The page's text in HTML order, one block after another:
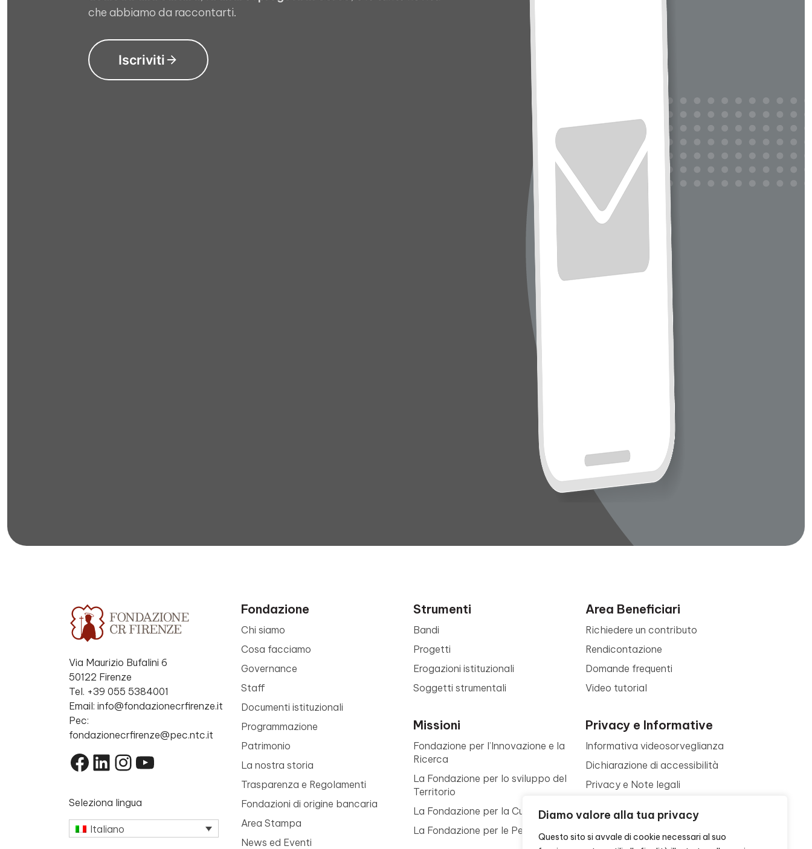
Diamo valore alla tua privacy
Questo sito si avvale di cookie necessari al suo
che abbiamo da raccontarti.
Iscriviti
Via Maurizio Bufalini 6
50122 Firenze
Tel. +39 055 5384001
Email: info@fondazionecrfirenze.it
Pec:
fondazionecrfirenze@pec.ntc.it
Facebook
LinkedIn
Instagram
YouTube
Seleziona lingua
Italiano
Fondazione
Chi siamo
Cosa facciamo
Governance
Staff
Documenti istituzionali
Programmazione
Patrimonio
La nostra storia
Trasparenza e Regolamenti
Fondazioni di origine bancaria
Area Stampa
News ed Eventi
Strumenti
Bandi
Progetti
Erogazioni istituzionali
Soggetti strumentali
Missioni
Fondazione per l’Innovazione e la
Ricerca
La Fondazione per lo sviluppo del
Territorio
La Fondazione per la Cultura
La Fondazione per le Persone
Area Beneficiari
Richiedere un contributo
Rendicontazione
Domande frequenti
Video tutorial
Privacy e Informative
Informativa videosorveglianza
Dichiarazione di accessibilità
Privacy e Note legali
Contattaci